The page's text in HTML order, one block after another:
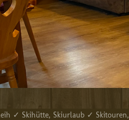
✓ Skihütte, Skiurlaub ✓ Skitouren,